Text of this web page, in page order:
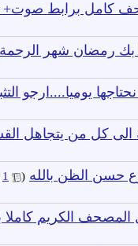
كامل برابط صوت+
بك رمضان شهر الرحمة
نحتاجها يوميا....ارجو
الى كل من يتجاهل
حسن الظن بالله (
1
المصحف الكريم